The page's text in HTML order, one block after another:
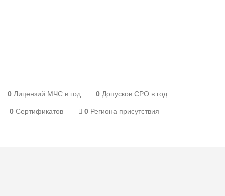
0 Лицензий МЧС в год 0 Допусков СРО в год
0 Сертификатов 0 Региона присутствия